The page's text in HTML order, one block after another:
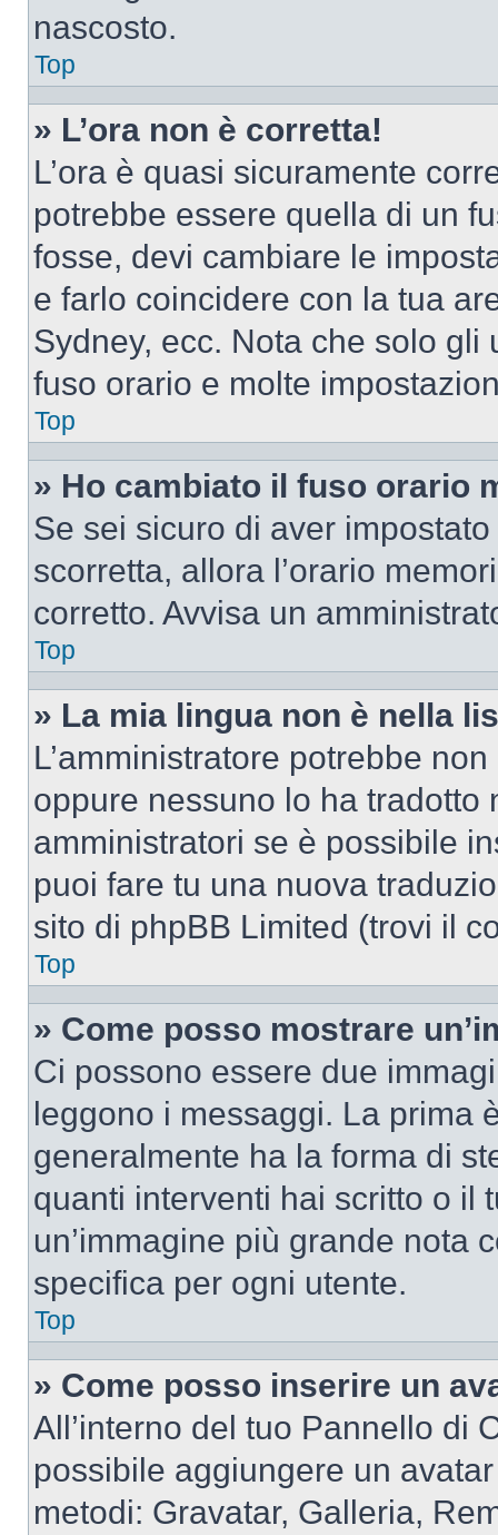
nascosto.
Top
» L’ora non è corretta!
L’ora è quasi sicuramente
potrebbe essere quella di un
fosse, devi cambiare le
e farlo coincidere con la tua
Sydney, ecc. Nota che solo
fuso orario e molte
Top
» Ho cambiato il fuso orario
Se sei sicuro di aver
scorretta, allora l’orario
corretto. Avvisa un
Top
» La mia lingua non è nella
L’amministratore potrebbe
oppure nessuno lo ha
amministratori se è possibile
puoi fare tu una nuova
sito di phpBB Limited (trovi il
Top
» Come posso mostrare
Ci possono essere due
leggono i messaggi. La prima
generalmente ha la forma di
quanti interventi hai scritto o il
un’immagine più grande nota
specifica per ogni utente.
Top
» Come posso inserire un
All’interno del tuo Pannello di
possibile aggiungere un
metodi: Gravatar, Galleria,